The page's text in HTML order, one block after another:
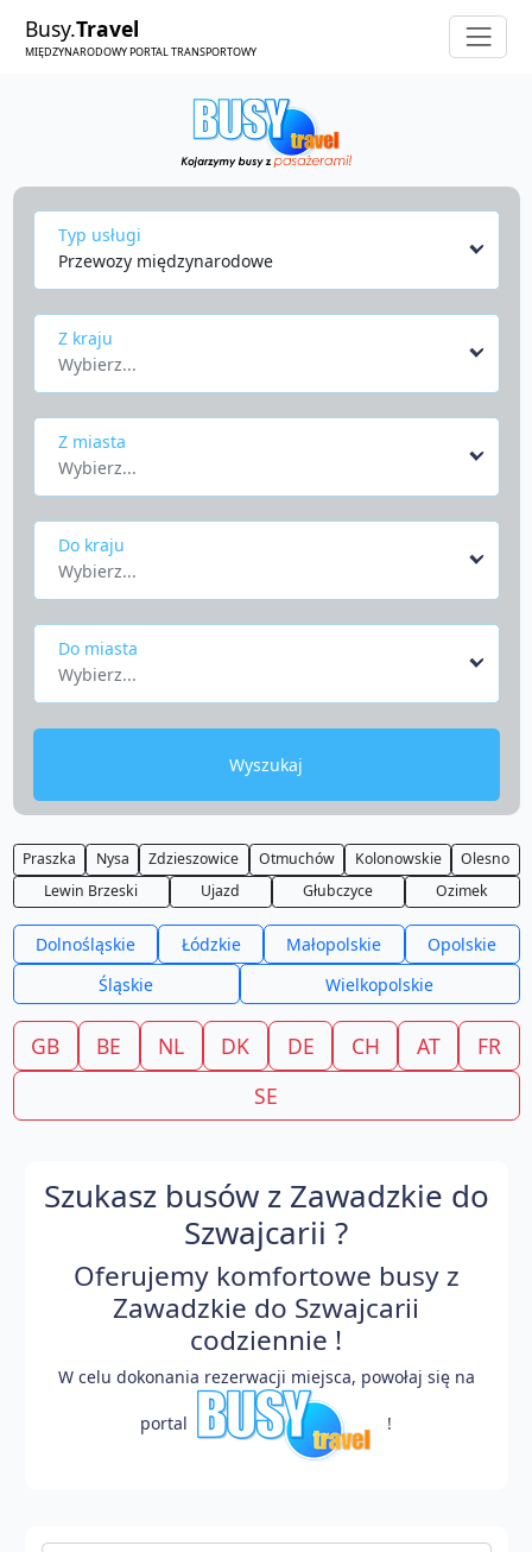
Busy.Travel
MIĘDZYNARODOWY PORTAL TRANSPORTOWY
Typ usługi
Przewozy międzynarodowe
Z kraju
Wybierz...
Z miasta
Wybierz...
Do kraju
Wybierz...
Do miasta
Wybierz...
Wyszukaj
Praszka Nysa Zdzieszowice Otmuchów Kolonowskie
Olesno
Lewin Brzeski
Ujazd Głubczyce Ozimek
Dolnośląskie Łódzkie Małopolskie
Opolskie
Śląskie
Wielkopolskie
GB BE NL DK DE CH AT
FR
SE
Szukasz busów z Zawadzkie do
Szwajcarii ?
Oferujemy komfortowe busy z
Zawadzkie do Szwajcarii
codziennie !
W celu dokonania rezerwacji miejsca, powołaj się na
portal !